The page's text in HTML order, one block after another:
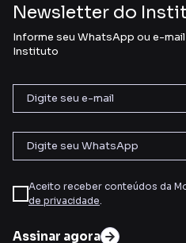
Newsletter do
Informe seu WhatsApp ou e-
Instituto
Aceito receber conteúdos da
de privacidade
Assinar agora